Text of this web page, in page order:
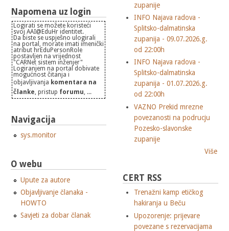
Napomena uz login
Logirati se možete koristeći
svoj AAI@EduHr identitet.
Da biste se uspješno ulogirali
na portal, morate imati imenički
atribut hrEduPersonRole
postavljen na vrijednost
"CARNet sistem inženjer"
Logiranjem na portal dobivate
mogućnost čitanja i
objavljivanja komentara na
članke , pristup forumu , ...
Navigacija
sys.monitor
O webu
Upute za autore
Objavljivanje članaka -
HOWTO
Savjeti za dobar članak
zupanije
INFO Najava radova -
Splitsko-dalmatinska
zupanija - 09.07.2026.g.
od 22:00h
INFO Najava radova -
Splitsko-dalmatinska
zupanija - 01.07.2026.g.
od 22:00h
VAZNO Prekid mrezne
povezanosti na podrucju
Pozesko-slavonske
zupanije
Više
CERT RSS
Trenažni kamp etičkog
hakiranja u Beču
Upozorenje: prijevare
povezane s rezervacijama